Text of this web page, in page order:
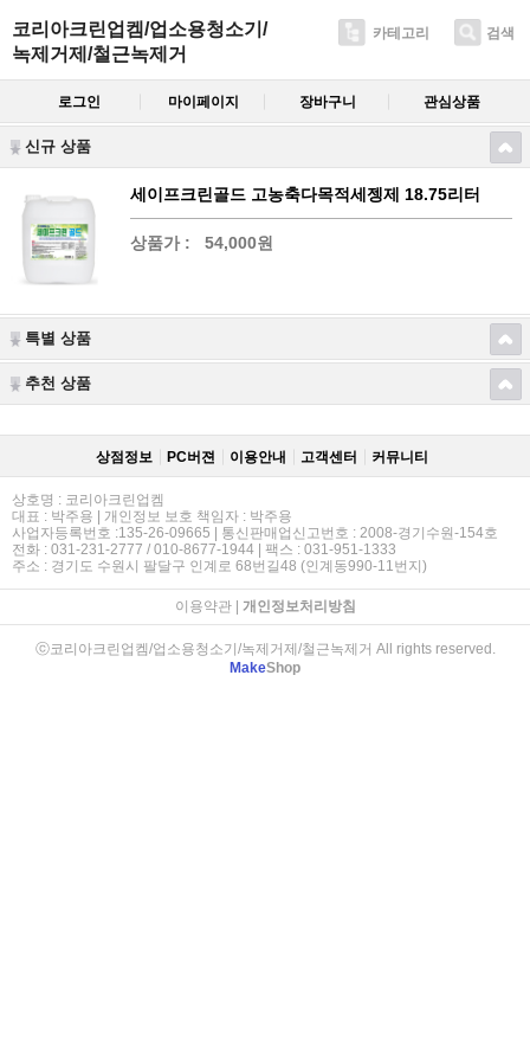
코리아크린업켐/업소용청소기/
녹제거제/철근녹제거
카테고리 검색
로그인 마이페이지 장바구니 관심상품
신규 상품
세이프크린골드 고농축다목적세젱제 18.75리터
상품가 : 54,000원
특별 상품
추천 상품
상점정보 PC버젼 이용안내 고객센터 커뮤니티
상호명 : 코리아크린업켐
대표 : 박주용 | 개인정보 보호 책임자 : 박주용
사업자등록번호 :135-26-09665 | 통신판매업신고번호 : 2008-경기수원-154호
전화 : 031-231-2777 / 010-8677-1944 | 팩스 : 031-951-1333
주소 : 경기도 수원시 팔달구 인계로 68번길48 (인계동990-11번지)
이용약관| 개인정보처리방침
ⓒ코리아크린업켐/업소용청소기/녹제거제/철근녹제거 All rights reserved.
MakeShop